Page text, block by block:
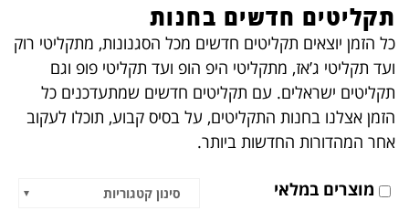
add_circle_outline הגדלת גופן
spellcheck גופן קריא
brightness_high ניגודיות בהירה
brightness_low ניגודיות כהה
format_underlined הוסף קו תחתון לקישורים
תקליטים חדשים בחנות
כל הזמן יוצאים תקליטים חדשים מכל הסגנונות, מתקליטי רוק
ועד תקליטי ג’אז, מתקליטי היפ הופ ועד תקליטי פופ וגם
תקליטים ישראלים. עם תקליטים חדשים שמתעדכנים כל
הזמן אצלנו בחנות התקליטים, על בסיס קבוע, תוכלו לעקוב
אחר המהדורות החדשות ביותר.
סינון קטגוריות מוצרים במלאי